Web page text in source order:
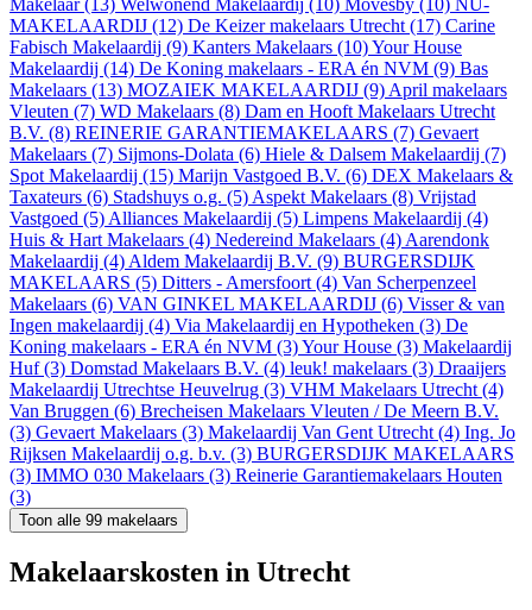
Makelaar (13) Welwonend Makelaardij (10) Movesby (10) NU-
MAKELAARDIJ (12) De Keizer makelaars Utrecht (17) Carine
Fabisch Makelaardij (9) Kanters Makelaars (10)Your House
Makelaardij (14) De Koning makelaars - ERA én NVM (9) Bas
Makelaars (13) MOZAIEK MAKELAARDIJ (9) April makelaars
Vleuten (7) WD Makelaars (8) Dam en Hooft Makelaars Utrecht
B.V. (8) REINERIE GARANTIEMAKELAARS (7) Gevaert
Makelaars (7) Sijmons-Dolata (6) Hiele & Dalsem Makelaardij (7)
Spot Makelaardij (15) Marijn Vastgoed B.V. (6) DEX Makelaars &
Taxateurs (6) Stadshuys o.g. (5) Aspekt Makelaars (8) Vrijstad
Vastgoed (5) Alliances Makelaardij (5) Limpens Makelaardij (4)
Huis & Hart Makelaars (4) Nedereind Makelaars (4) Aarendonk
Makelaardij (4) Aldem Makelaardij B.V. (9) BURGERSDIJK
MAKELAARS (5) Ditters - Amersfoort (4) Van Scherpenzeel
Makelaars (6) VAN GINKEL MAKELAARDIJ (6) Visser & van
Ingen makelaardij (4) Via Makelaardij en Hypotheken (3) De
Koning makelaars - ERA én NVM (3)Your House (3) Makelaardij
Huf (3) Domstad Makelaars B.V. (4) leuk! makelaars (3) Draaijers
Makelaardij Utrechtse Heuvelrug (3) VHM Makelaars Utrecht (4)
Van Bruggen (6) Brecheisen Makelaars Vleuten / De Meern B.V.
(3) Gevaert Makelaars (3) Makelaardij Van Gent Utrecht (4) Ing. Jo
Rijksen Makelaardij o.g. b.v. (3) BURGERSDIJK MAKELAARS
(3) IMMO 030 Makelaars (3) Reinerie Garantiemakelaars Houten
(3)
Toon alle 99 makelaars
Makelaarskosten in Utrecht